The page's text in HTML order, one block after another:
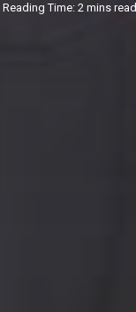
Reading Time: 2 mins read